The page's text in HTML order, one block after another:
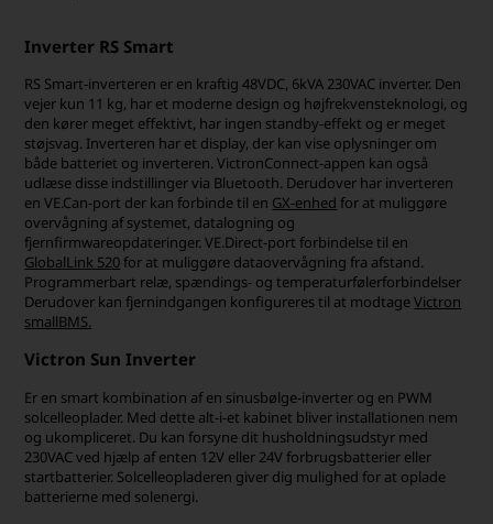
Inverter RS Smart
RS Smart-inverteren er en kraftig 48VDC, 6kVA 230VAC inverter. Den
vejer kun 11 kg, har et moderne design og højfrekvensteknologi, og
den kører meget effektivt, har ingen standby-effekt og er meget
støjsvag. Inverteren har et display, der kan vise oplysninger om
både batteriet og inverteren. VictronConnect-appen kan også
udlæse disse indstillinger via Bluetooth. Derudover har inverteren
en VE.Can-port der kan forbinde til en GX-enhed for at muliggøre
overvågning af systemet, datalogning og
fjernfirmwareopdateringer. VE.Direct-port forbindelse til en
GlobalLink 520for at muliggøre dataovervågning fra afstand.
Programmerbart relæ, spændings- og temperaturfølerforbindelser
Derudover kan fjernindgangen konfigureres til at modtageVictron
smallBMS.
Victron Sun Inverter
Er en smart kombination af en sinusbølge-inverter og en PWM
solcelleoplader. Med dette alt-i-et kabinet bliver installationen nem
og ukompliceret. Du kan forsyne dit husholdningsudstyr med
230VAC ved hjælp af enten 12V eller 24V forbrugsbatterier eller
startbatterier. Solcelleopladeren giver dig mulighed for at oplade
batterierne med solenergi.